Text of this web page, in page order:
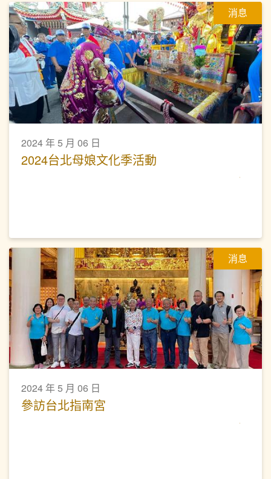
消息
2024 年 5 月 06 日
2024台北母娘文化季活動
消息
2024 年 5 月 06 日
參訪台北指南宮